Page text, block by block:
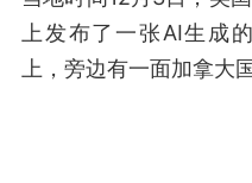
上发布了一张AI生成
上，旁边有一面加拿大